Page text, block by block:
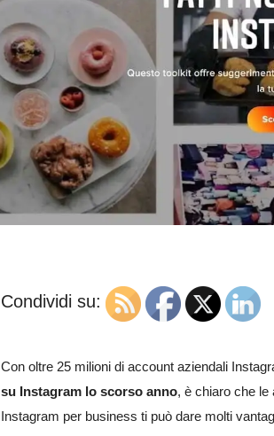
Condividi su:
Con oltre 25 milioni di account aziendali
su Instagram lo scorso anno, è chiaro che le
Instagram per business ti può dare molti